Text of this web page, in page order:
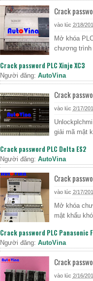
Crack
vào lúc 2/18/
Mở khóa
chương trình
Crack password PLC Xinje XC3
Người đăng: AutoVina
Crack
vào lúc 2/17/
giải mã mật
Crack password PLC Delta ES2
Người đăng: AutoVina
Crack
vào lúc 2/17/
Mở khóa
mật khẩu
Crack password PLC Panasonic
Người đăng: AutoVina
Crack
vào lúc 2/16/